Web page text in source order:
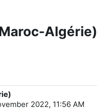
Algérie)
2022, 11:56 AM